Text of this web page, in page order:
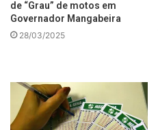
de “Grau” de motos em
Governador Mangabeira
28/03/2025